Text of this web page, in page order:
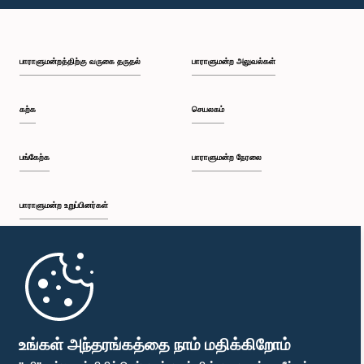
உங்கள் அந்தரங்கத்தை நாம் மதிக்கிறோம்
பி.ப. 1:59 - பி.ப. 2:10
பி.ப. 2:19 - பி.ப. 2:29
பி.ப. 2:37 - பி.ப. 2:46
பாராளுமன்றத்திற்கு வருகை தருதல்
கற்க
பங்கேற்க
பாராளுமன்ற உறுப்பினர்கள்
முதற்பக்கம்
பாராளுமன்ற அலுவல்கள்
செயலகம்
பாராளுமன்ற நேரலை
பாராளுமன்ற கையடக்க செயலி